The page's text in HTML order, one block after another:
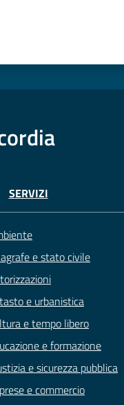
SERVIZI
e stato civile
e urbanistica
e tempo libero
e formazione
e sicurezza pubblica
e commercio